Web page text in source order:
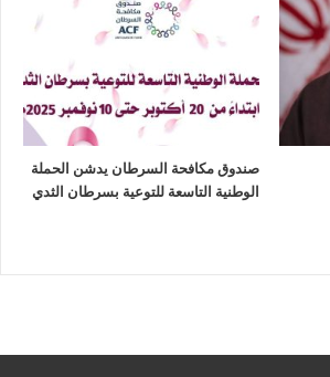
صندوق مكافحة السرطان يدشن الحملة
الوطنية التاسعة للتوعية بسرطان الثدي